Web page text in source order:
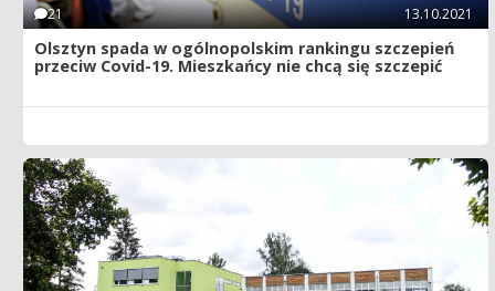
21 13.10.2021
Olsztyn spada w ogólnopolskim rankingu szczepień
przeciw Covid-19. Mieszkańcy nie chcą się szczepić